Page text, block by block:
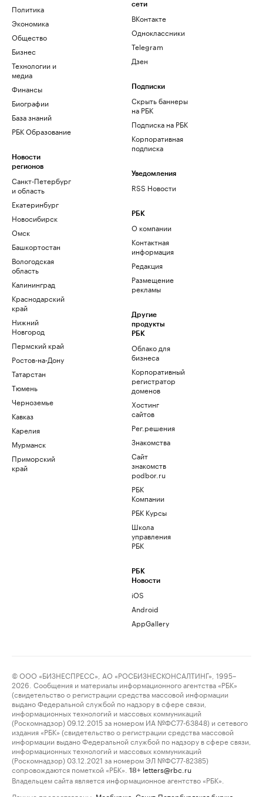
Политика
Экономика
Общество
Бизнес
Технологии и
медиа
Финансы
Биографии
База знаний
РБК Образование
Новости
регионов
Санкт-Петербург
и область
Екатеринбург
Новосибирск
Омск
Башкортостан
Вологодская
область
Калининград
Краснодарский
край
Нижний
Новгород
Пермский край
Ростов-на-Дону
Татарстан
Тюмень
Черноземье
Кавказ
Карелия
Мурманск
Приморский
край
сети
ВКонтакте
Одноклассники
Telegram
Дзен
Подписки
Скрыть баннеры
на РБК
Подписка на РБК
Корпоративная
подписка
Уведомления
RSS Новости
РБК
О компании
Контактная
информация
Редакция
Размещение
рекламы
Другие
продукты
РБК
Облако для
бизнеса
Корпоративный
регистратор
доменов
Хостинг
сайтов
Рег.решения
Знакомства
Сайт
знакомств
podbor.ru
РБК
Компании
РБК Курсы
Школа
управления
РБК
РБК
Новости
iOS
Android
AppGallery
© ООО «БИЗНЕСПРЕСС», АО «РОСБИЗНЕСКОНСАЛТИНГ», 1995–
2026. Сообщения и материалы информационного агентства «РБК»
(свидетельство о регистрации средства массовой информации
выдано Федеральной службой по надзору в сфере связи,
информационных технологий и массовых коммуникаций
(Роскомнадзор) 09.12.2015 за номером ИА №ФС77-63848) и сетевого
издания «РБК» (свидетельство о регистрации средства массовой
информации выдано Федеральной службой по надзору в сфере связи,
информационных технологий и массовых коммуникаций
(Роскомнадзор) 03.12.2021 за номером ЭЛ №ФС77-82385)
сопровождаются пометкой «РБК».
18+ letters@rbc.ru
Владельцем сайта является информационное агентство «РБК».